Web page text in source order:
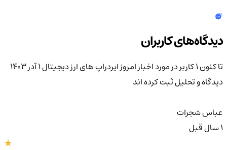
دیدگاه‌های کاربران
تا کنون 1 کاربر در مورد
اخبار امروز ایردراپ های ارز دیجیتال 1 آدر 1403
دیدگاه و تحلیل ثبت کرده اند
عباس شجرات